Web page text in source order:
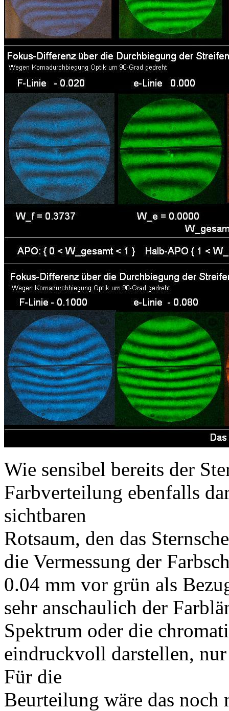
Wie sensibel bereits der
Farbverteilung ebenfalls
sichtbaren
Rotsaum, den das
die Vermessung der
0.04 mm vor grün als
sehr anschaulich der
Spektrum oder die
eindruckvoll darstellen,
Für die
Beurteilung wäre das noch